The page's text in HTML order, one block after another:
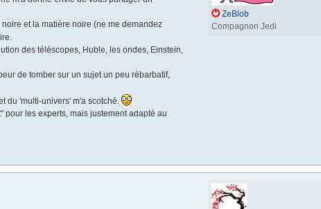
et la matière noire (ne me demandez
des téléscopes, Huble, les ondes, Einstein,
de tomber sur un sujet un peu rébarbatif,
du 'multi-univers' m'a scotché.
pour les experts, mais justement adapté au
ZeBlob
Compagnon Jedi